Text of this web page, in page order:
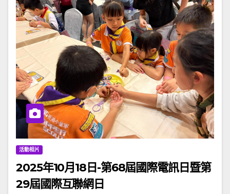
活動相片
2025年10月18日-第68屆國際電訊日暨第
29屆國際互聯網日